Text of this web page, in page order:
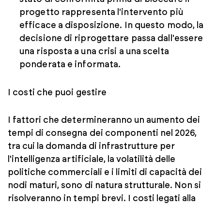
progetto rappresenta l'intervento più
efficace a disposizione. In questo modo, la
decisione di riprogettare passa dall'essere
una risposta a una crisi a una scelta
ponderata e informata.
I costi che puoi gestire
I fattori che determineranno un aumento dei
tempi di consegna dei componenti nel 2026,
tra cui la domanda di infrastrutture per
l'intelligenza artificiale, la volatilità delle
politiche commerciali e i limiti di capacità dei
nodi maturi, sono di natura strutturale. Non si
risolveranno in tempi brevi. I costi legati alla